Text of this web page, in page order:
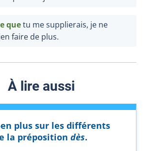
quetu me supplierais, je ne
faire de plus.
À lire aussi
plus sur les différents
la préposition dès.